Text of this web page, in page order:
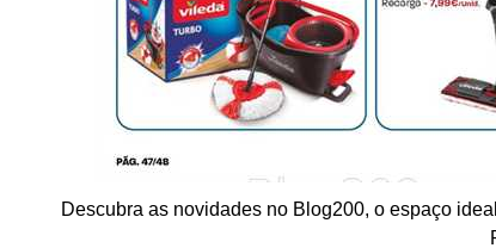
Descubra as novidades no Blog200, o espaço